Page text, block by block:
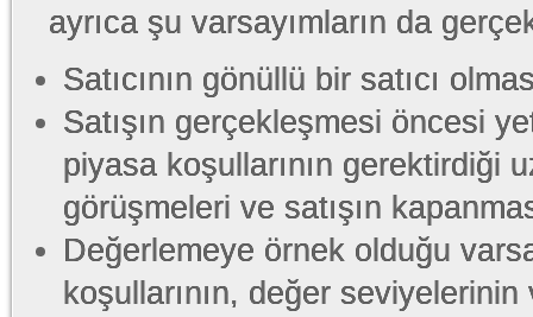
ayrıca şu varsayımların da
Satıcının gönüllü bir satıcı
Satışın gerçekleşmesi öncesi
piyasa koşullarının gerektirdiği
görüşmeleri ve satışın
Değerlemeye örnek olduğu
koşullarının, değer